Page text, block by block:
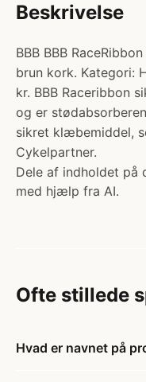
Beskrivelse
BBB BBB
brun kork. Kategori:
kr. BBB Raceribbon
og er
sikret klæbemiddel,
Cykelpartner.
Dele af indholdet på
med hjælp fra AI.
Ofte stillede
Hvad er navnet på